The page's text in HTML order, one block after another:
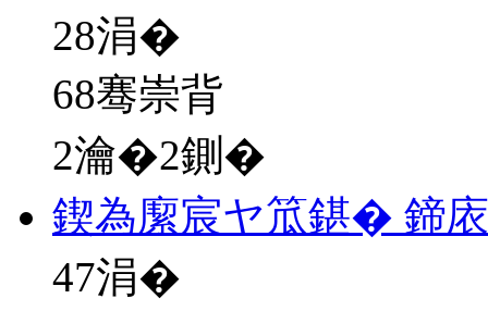
28涓�
68骞崇背
2瀹�2鍘�
鍥為緳宸ヤ笟鍖� 鍗
47涓�